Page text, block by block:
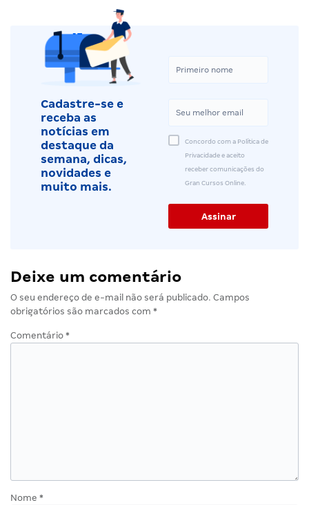
Cadastre-se e
receba as
notícias em
destaque da
semana, dicas,
novidades e
muito mais.
Concordo com a Política de
Privacidade e aceito
receber comunicações do
Gran Cursos Online.
Deixe um comentário
O seu endereço de e-mail não será publicado. Campos
obrigatórios são marcados com *
Comentário *
Nome *